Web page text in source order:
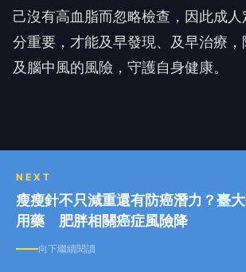
己沒有高血脂而忽略檢查，因此成
分重要，才能及早發現、及早治療
及腦中風的風險，守護自身健康。
NEXT
瘦瘦針不只減重還有防癌潛力？臺
用藥 肥胖相關癌症風險降
向下繼續閱讀